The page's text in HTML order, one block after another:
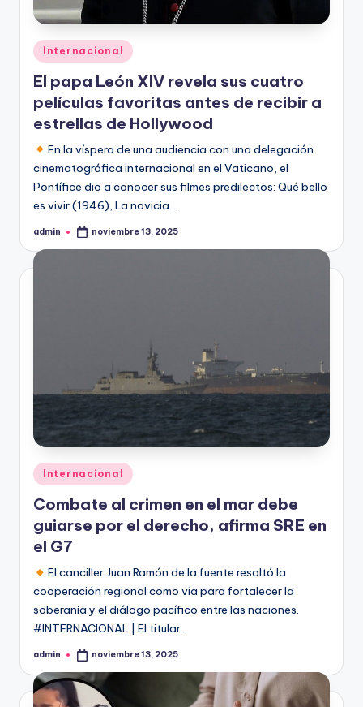
Publicado
en
Internacional
El papa León XIV revela sus cuatro
películas favoritas antes de recibir a
estrellas de Hollywood
En la víspera de una audiencia con una delegación
cinematográfica internacional en el Vaticano, el
Pontífice dio a conocer sus filmes predilectos: Qué bello
es vivir (1946), La novicia…
Publicado
admin noviembre 13, 2025
Publicado
en
Internacional
Combate al crimen en el mar debe
guiarse por el derecho, afirma SRE en
el G7
El canciller Juan Ramón de la fuente resaltó la
cooperación regional como vía para fortalecer la
soberanía y el diálogo pacífico entre las naciones.
#INTERNACIONAL | El titular…
Publicado
admin noviembre 13, 2025